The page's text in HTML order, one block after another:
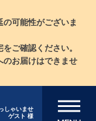
の可能性がございま
ご確認ください。
お届けはできませ
しゃいませ
ゲスト 様
メニューを開